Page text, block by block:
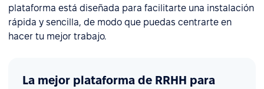
plataforma está diseñada para facilitarte una instalación
rápida y sencilla, de modo que puedas centrarte en
hacer tu mejor trabajo.
La mejor plataforma de RRHH para